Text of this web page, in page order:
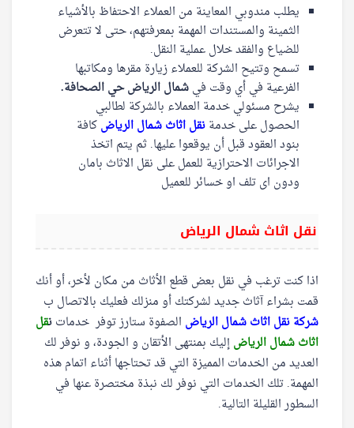
يطلب مندوبي المعاينة من العملاء الاحتفاظ بالأشياء
الثمينة والمستندات المهمة بمعرفتهم، حتى لا تتعرض
للضياع والفقد خلال عملية النقل.
تسمح وتتيح الشركة للعملاء زيارة مقرها ومكاتبها
الفرعية في أي وقت فيشمال الرياض حي الصحافة.
يشرح مسئولي خدمة العملاء بالشركة لطالبي
الحصول على خدمةنقل اثاث شمال الرياضكافة
بنود العقود قبل أن يوقعوا عليها. ثم يتم اتخذ
الاجرائات الاحترازية للعمل على نقل الاثاث بامان
ودون اى تلف او خسائر للعميل
نقل اثاث شمال الرياض
اذا كنت ترغب في نقل بعض قطع الأثاث من مكان لأخر، أو أنك
قمت بشراء آثاث جديد لشركتك أو منزلك فعليك بالاتصال ب
شركة نقل اثاث شمال الرياض الصفوة ستارز توفر خدماتنقل
اثاث شمال الرياضإليك بمنتهى الأتقان و الجودة، و نوفر لك
العديد من الخدمات المميزة التي قد تحتاجها أثناء اتمام هذه
المهمة. تلك الخدمات التي نوفر لك نبذة مختصرة عنها في
السطور القليلة التالية.